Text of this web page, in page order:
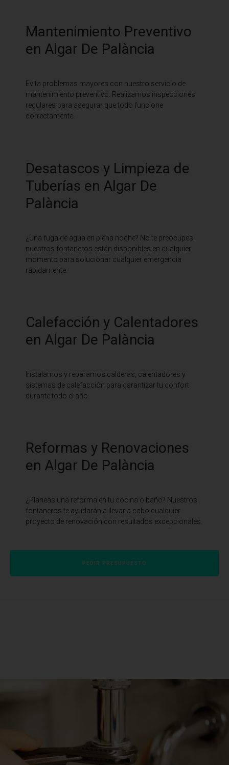
Mantenimiento Preventivo
en Algar De Palància
Evita problemas mayores con nuestro servicio de
mantenimiento preventivo. Realizamos inspecciones
regulares para asegurar que todo funcione
correctamente.
Desatascos y Limpieza de
Tuberías en Algar De
Palància
¿Una fuga de agua en plena noche? No te preocupes,
nuestros fontaneros están disponibles en cualquier
momento para solucionar cualquier emergencia
rápidamente.
Calefacción y Calentadores
en Algar De Palància
Instalamos y reparamos calderas, calentadores y
sistemas de calefacción para garantizar tu confort
durante todo el año.
Reformas y Renovaciones
en Algar De Palància
¿Planeas una reforma en tu cocina o baño? Nuestros
fontaneros te ayudarán a llevar a cabo cualquier
proyecto de renovación con resultados excepcionales.
PEDIR PRESUPUESTO